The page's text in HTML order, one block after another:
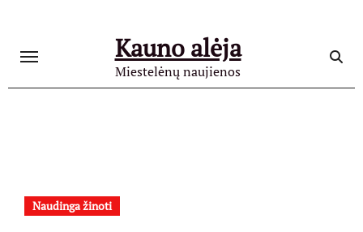
Kauno alėja
Miestelėnų naujienos
Naudinga žinoti